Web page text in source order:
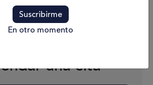
Suscribirme
En otro momento
e)
una cita